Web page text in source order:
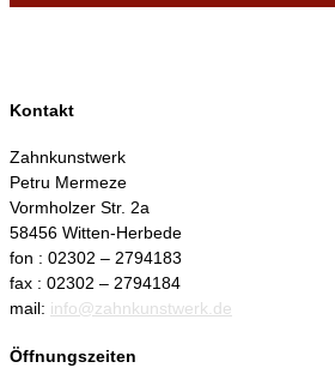
Kontakt
Zahnkunstwerk
Petru Mermeze
Vormholzer Str. 2a
58456 Witten-Herbede
fon : 02302 – 2794183
fax : 02302 – 2794184
mail: info@zahnkunstwerk.de
Öffnungszeiten